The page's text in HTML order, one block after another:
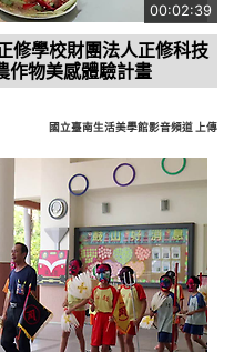
00:02:39
修學校財團法人正修科技
作物美感體驗計畫
國立臺南生活美學館影音頻道 上傳